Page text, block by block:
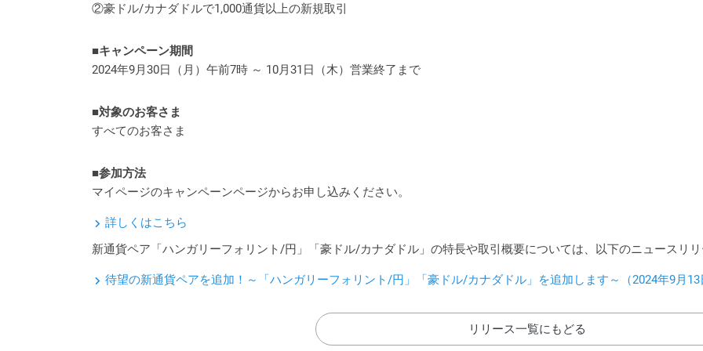
②豪ドル/カナダドルで1,000通貨以上の新規取引
■キャンペーン期間
2024年9月30日（月）午前7時 ～ 10月31日（木）営業終了まで
■対象のお客さま
すべてのお客さま
■参加方法
マイページのキャンペーンページからお申し込みください。
詳しくはこちら
新通貨ペア「ハンガリーフォリント/円」「豪ドル/カナダドル」の特長や取引概要については、以下のニュースリ
待望の新通貨ペアを追加！～「ハンガリーフォリント/円」「豪ドル/カナダドル」を追加します～（2024年9月13
リリース一覧にもどる